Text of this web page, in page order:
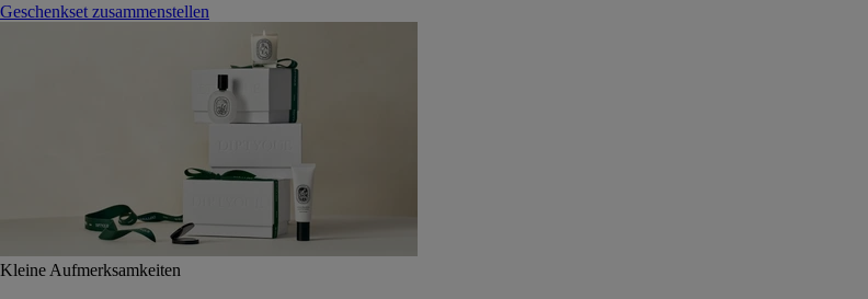
Geschenkset zusammenstellen
Kleine Aufmerksamkeiten